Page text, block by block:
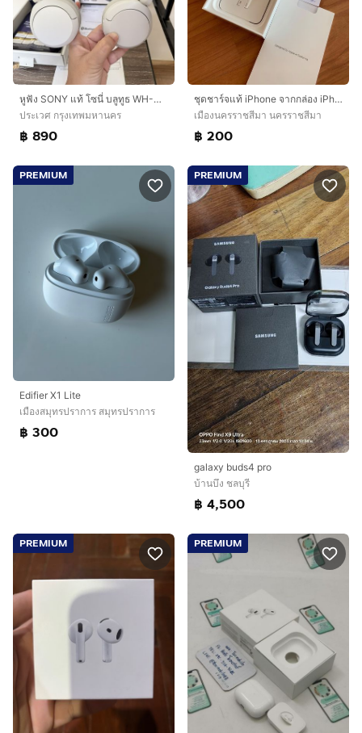
หูฟัง SONY แท้ โซนี่ บลูทูธ WH-CH520 headphone มือ 2 สภาพ 80%
ประเวศ กรุงเทพมหานคร
฿ 890
ชุดชาร์จแท้ iPhone จากกล่อง iPhone iPad หูฟัง Samsung Oppo LG สภาพใหม่ๆ
เมืองนครราชสีมา นครราชสีมา
฿ 200
PREMIUM
Edifier X1 Lite
เมืองสมุทรปราการ สมุทรปราการ
฿ 300
PREMIUM
galaxy buds4 pro
บ้านบึง ชลบุรี
฿ 4,500
PREMIUM PREMIUM